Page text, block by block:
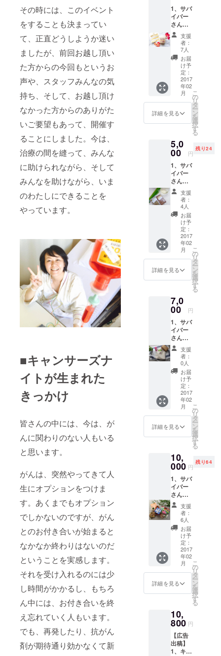
その時には、このイベント
をすることも決まってい
て、正直どうしようか迷い
ましたが、前回お越し頂い
た方からの今回もというお
声や、スタッフみんなの気
持ち、そして、お越し頂け
なかった方からのありがた
いご要望もあって、開催す
ることにしました。今は、
治療の間を縫って、みんな
に助けられながら、そして
みんなを助けながら、いま
のわたしにできることを
やっています。
■キャンサーズナ
イトが生まれた
きっかけ
皆さんの中には、今は、が
んに関わりのない人もいる
と思います。
がんは、突然やってきて人
生にオプションをつけま
す。あくまでもオプション
でしかないのですが、がん
とのお付き合いが始まると
なかなか終わりはないのだ
ということを実感します。
それを受け入れるのには少
し時間がかかるし、もちろ
ん中には、お付き合いを終
え忘れていく人もいます。
でも、再発したり、抗がん
剤が期待通り効かなくて新
身はつ
いてま
せん。
※報告書
には、
基本的
に、購
入時の
camp-
fireアカ
ウント
名をご
たしま
す。掲
という
方は、
お手数
です
が、
メッ
セージ
にて
「アカ
ウント
名」
「掲載
拒否」
の旨を
い。
リティ
ギフト
です！
かびな
い鏡も
ち♪みか
んも毛
糸で手
作り。
送料、
税込
み。台
座はつ
きませ
ソード
も交え
しみく
ださ
い。 ※
外箱及
び内容
は変わ
ること
があり
ます。
※報告書
には、
基本的
入時の
camp-
fireアカ
名をご
記載い
たしま
す。掲
載した
くない
という
方は、
お手数
です
が、
メッ
セージ
にて
名」
「掲載
ご連絡
くださ
い。
ト開催
報告書
のお届
け 4、
サバイ
バー手
作り
チャリ
ティギ
フト
「クリ
スマス
ツ
リー」
家さん
の手作
リティ
ギフト
です！
送料、
税込
み。ク
リスマ
スまで
に、こ
の中か
ら一点
お送り
しま
す！
ませ
ん。作
のエピ
ソード
も交え
てお楽
しみく
ださ
い。 ※
外箱及
び内容
は変わ
ること
があり
※報告書
には、
入時の
camp-
fireアカ
ウント
名をご
記載い
たしま
す。掲
載した
くない
という
方は、
お手数
です
セージ
にて
名」
「掲載
拒否」
の旨を
ご連絡
1、サバ
イバー
さんか
らの
Thanks
letter☆
2、キャ
ンサー
ズナイ
ト開催
報告書
にお名
前もし
くは
ニック
3、キャ
ンサー
ズナイ
ト開催
報告書
のお届
け 4、
チャリ
ティギ
フト
「マッ
サージ
ソル
ト“QUE
EN BEE
HAPPY
”ラベン
※癒しの
ベン
ダーで
社養蜂
場で採
取した
ローヤ
ルゼ
リー
に、北
海道サ
ラブ
レッド
のウマ
プラセ
ンタ、
コエン
種のこ
だわり
入っ
た、な
めらか
とろけ
るマッ
サージ
ソルト
です。
ラベン
ダーで
癒され
て、
サージ
でつる
を楽し
んでく
ださい♪
送料、
税込で
支援
者：
7人
お届
け予
定：
2017
年02
月
詳細を見る
こ
の
リ
タ
ー
ン
を
選
択
す
る
5,0
00 円
残り24
1、サバ
イバー
さんか
らの
Thanks
letter☆
2、キャ
ンサー
ズナイ
ト開催
報告書
にお名
前もし
くは
ニック
3、キャ
ンサー
ズナイ
ト開催
報告書
のお届
け 4、
サバイ
バーマ
ルシェ
のチャ
リティ
ギフト
「ハー
ティー“
リラッ
クス&免
プ”」 ※
リラッ
免疫力
アップ
のハー
ブ
ティー
セット
です。
①リ
ラック
スの
ハーブ
は、カ
モマイ
ル
ダーな
ど鎮静
作用の
ハーブ
をブレ
支援
者：
4人
お届
け予
定：
2017
年02
月
詳細を見る
こ
の
リ
タ
ー
ン
を
選
択
す
る
7,0
00 円
1、サバ
イバー
さんか
らの
Thanks
letter☆
2、キャ
ンサー
ズナイ
ト開催
報告書
にお名
前もし
くは
ニック
3、キャ
ンサー
ズナイ
ト開催
報告書
のお届
け 4、
「Happ
y life
with
cancer!
」限定
オリジ
ナルラ
ンチ
バック
※お弁当
すっぽ
り入る
y life
with
cancer!
支援
者：
0人
お届
け予
定：
2017
年02
月
詳細を見る
こ
の
リ
タ
ー
ン
を
選
択
す
る
10,
000 円
残り64
1、サバ
イバー
さんか
らの
Thanks
letter☆
2、キャ
ンサー
ズナイ
ト開催
報告書
にお名
前もし
くは
ニック
3、キャ
ンサー
ズナイ
ト開催
報告書
のお届
支援
者：
6人
お届
け予
定：
2017
年02
月
詳細を見る
こ
の
リ
タ
ー
ン
を
選
択
す
る
10,
800 円
【広告
出稿】
1、キャ